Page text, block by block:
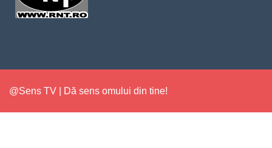
@Sens TV | Dă sens omului din tine!